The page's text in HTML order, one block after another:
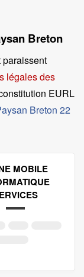
Breton
paraissent
légales des
EURL
Breton 22
MOBILE